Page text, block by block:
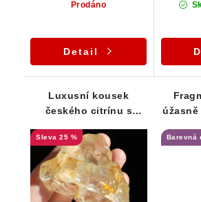
Prodáno
Detail
Luxusní kousek
českého citrínu s
25 % Barevná